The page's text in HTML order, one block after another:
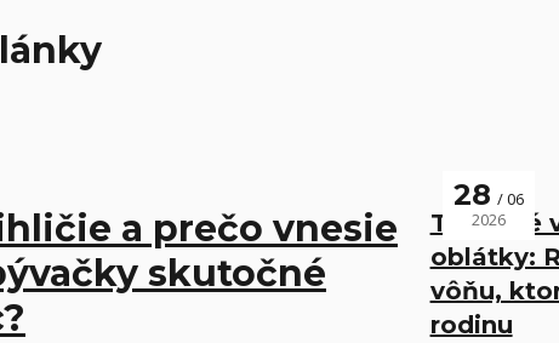
a prečo vnesie
skutočné
Tradičné
oblátky:
vôňu,
rodinu
28
06
2026